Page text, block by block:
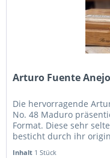
Arturo Fuente
Die hervorragende
No. 48 Maduro
Format. Diese sehr
besticht durch ihr
Inhalt 1 Stück